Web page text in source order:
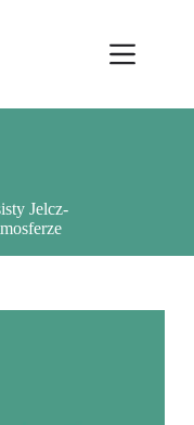
Jelcz-